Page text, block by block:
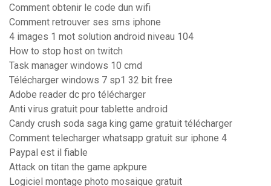
Comment obtenir le code dun wifi
Comment retrouver ses sms iphone
4 images 1 mot solution android niveau 104
How to stop host on twitch
Task manager windows 10 cmd
Télécharger windows 7 sp1 32 bit free
Adobe reader dc pro télécharger
Anti virus gratuit pour tablette android
Candy crush soda saga king game gratuit télécharger
Comment telecharger whatsapp gratuit sur iphone 4
Paypal est il fiable
Attack on titan the game apkpure
Logiciel montage photo mosaique gratuit